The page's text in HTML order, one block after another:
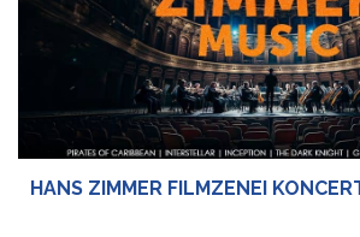
HANS ZIMMER FILMZENEI